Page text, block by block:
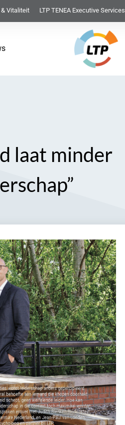
Vitaliteit LTP TENEA Executive Services
laat minder